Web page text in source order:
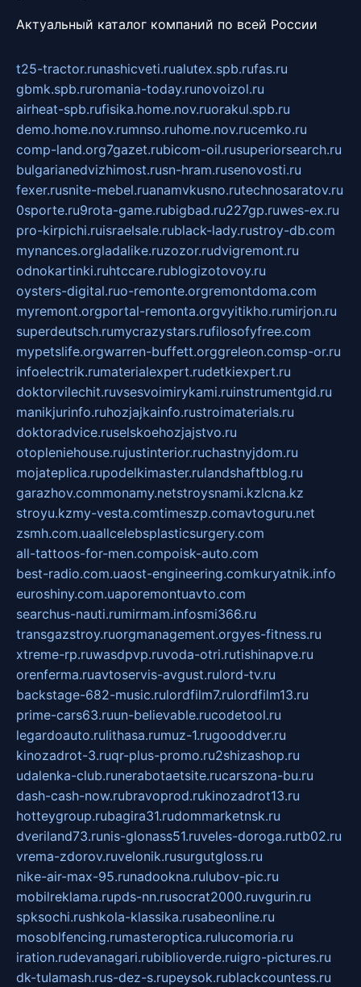
Актуальный каталог компаний по всей России
t25-tractor.runashicveti.rualutex.spb.rufas.ru
gbmk.spb.ruromania-today.runovoizol.ru
airheat-spb.rufisika.home.nov.ruorakul.spb.ru
demo.home.nov.rumnso.ruhome.nov.rucemko.ru
comp-land.org7gazet.rubicom-oil.rusuperiorsearch.ru
bulgarianedvizhimost.rusn-hram.rusenovosti.ru
fexer.rusnite-mebel.ruanamvkusno.rutechnosaratov.ru
0sporte.ru9rota-game.rubigbad.ru227gp.ruwes-ex.ru
pro-kirpichi.ruisraelsale.rublack-lady.rustroy-db.com
mynances.orgladalike.ruzozor.rudvigremont.ru
odnokartinki.ruhtccare.rublogizotovoy.ru
oysters-digital.ruo-remonte.orgremontdoma.com
myremont.orgportal-remonta.orgvyitikho.rumirjon.ru
superdeutsch.rumycrazystars.rufilosofyfree.com
mypetslife.orgwarren-buffett.orggreleon.comsp-or.ru
infoelectrik.rumaterialexpert.rudetkiexpert.ru
doktorvilechit.ruvsesvoimirykami.ruinstrumentgid.ru
manikjurinfo.ruhozjajkainfo.rustroimaterials.ru
doktoradvice.ruselskoehozjajstvo.ru
otopleniehouse.rujustinterior.ruchastnyjdom.ru
mojateplica.rupodelkimaster.rulandshaftblog.ru
garazhov.commonamy.netstroysnami.kzlcna.kz
stroyu.kzmy-vesta.comtimeszp.comavtoguru.net
zsmh.com.uaallcelebsplasticsurgery.com
all-tattoos-for-men.compoisk-auto.com
best-radio.com.uaost-engineering.comkuryatnik.info
euroshiny.com.uaporemontuavto.com
searchus-nauti.rumirmam.infosmi366.ru
transgazstroy.ruorgmanagement.orgyes-fitness.ru
xtreme-rp.ruwasdpvp.ruvoda-otri.rutishinapve.ru
orenferma.ruavtoservis-avgust.rulord-tv.ru
backstage-682-music.rulordfilm7.rulordfilm13.ru
prime-cars63.ruun-believable.rucodetool.ru
legardoauto.rulithasa.rumuz-1.rugooddver.ru
kinozadrot-3.ruqr-plus-promo.ru2shizashop.ru
udalenka-club.runerabotaetsite.rucarszona-bu.ru
dash-cash-now.rubravoprod.rukinozadrot13.ru
hotteygroup.rubagira31.rudommarketnsk.ru
dveriland73.runis-glonass51.ruveles-doroga.rutb02.ru
vrema-zdorov.ruvelonik.rusurgutgloss.ru
nike-air-max-95.runadookna.rulubov-pic.ru
mobilreklama.rupds-nn.rusocrat2000.ruvgurin.ru
spksochi.rushkola-klassika.rusabeonline.ru
mosoblfencing.rumasteroptica.rulucomoria.ru
iration.rudevanagari.rubiblioverde.ruigro-pictures.ru
dk-tulamash.rus-dez-s.rupeysok.rublackcountess.ru